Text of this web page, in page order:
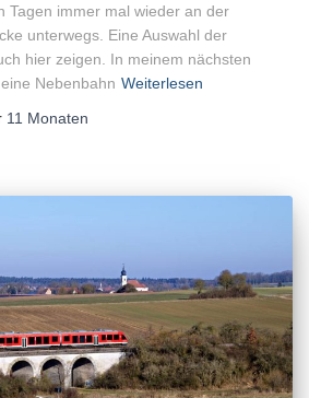
Tagen immer mal wieder an der
unterwegs. Eine Auswahl der
hier zeigen. In meinem nächsten
Nebenbahn Weiterlesen
11 Monaten